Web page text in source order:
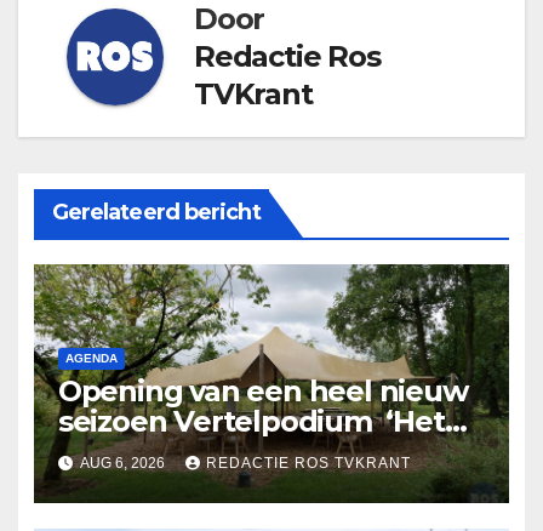
Door
Redactie Ros
TVKrant
Gerelateerd bericht
AGENDA
Opening van een heel nieuw
seizoen Vertelpodium ‘Het
Lopende Vuur’. Landelijke
verhalen in Bomentuin D’n
Hooidonk
AUG 6, 2026 REDACTIE ROS TVKRANT